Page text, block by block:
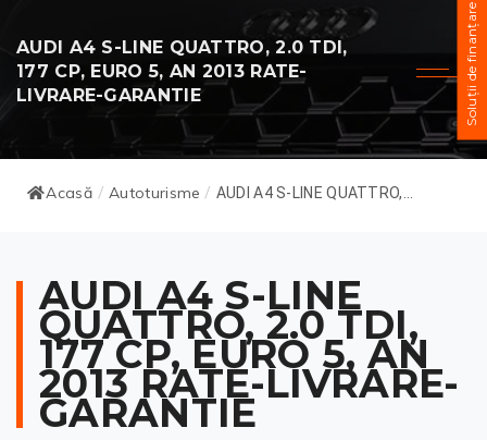
AUDI A4 S-LINE QUATTRO, 2.0 TDI,
177 CP, EURO 5, AN 2013 RATE-
LIVRARE-GARANTIE
Acasă / Autoturisme / AUDI A4 S-LINE QUATTRO,...
AUDI A4 S-LINE
QUATTRO, 2.0 TDI,
177 CP, EURO 5, AN
2013 RATE-LIVRARE-
GARANTIE
Soluții de finanțare